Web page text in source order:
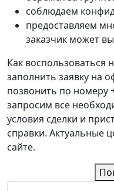
соблюдаем
предоставляем
заказчик может
Как воспользоваться
заполнить заявку на
позвонить по номеру
запросим все
условия сделки и
справки. Актуальные
сайте.